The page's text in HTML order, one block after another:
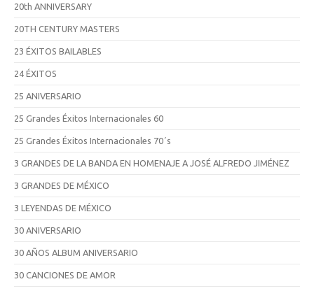
20th ANNIVERSARY
20TH CENTURY MASTERS
23 ÉXITOS BAILABLES
24 ÉXITOS
25 ANIVERSARIO
25 Grandes Éxitos Internacionales 60
25 Grandes Éxitos Internacionales 70´s
3 GRANDES DE LA BANDA EN HOMENAJE A JOSÉ ALFREDO JIMÉNEZ
3 GRANDES DE MÉXICO
3 LEYENDAS DE MÉXICO
30 ANIVERSARIO
30 AÑOS ALBUM ANIVERSARIO
30 CANCIONES DE AMOR